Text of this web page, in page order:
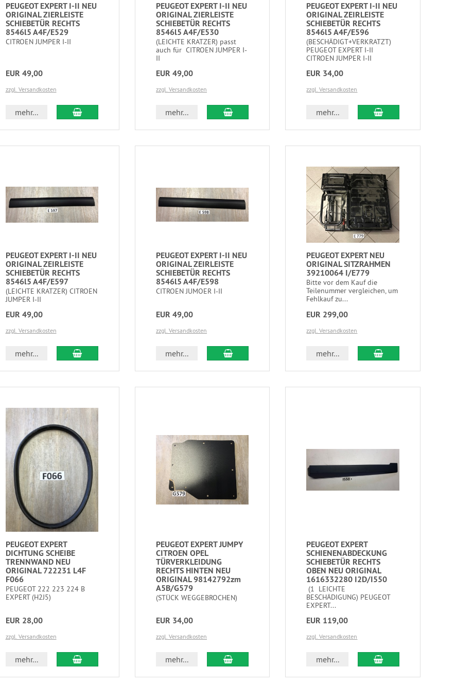
PEUGEOT EXPERT I-II NEU
ORIGINAL ZIERLEISTE
SCHIEBETÜR RECHTS
8546l5 A4F/E529
CITROEN JUMPER I-II
EUR 49,00
zzgl. Versandkosten
mehr...
PEUGEOT EXPERT I-II NEU
ORIGINAL ZIERLEISTE
SCHIEBETÜR RECHTS
8546l5 A4F/E530
(LEICHTE KRATZER) passt
auch für CITROEN JUMPER I-
II
EUR 49,00
zzgl. Versandkosten
mehr...
PEUGEOT EXPERT I-II NEU
ORIGINAL ZEIRLEISTE
SCHIEBETÜR RECHTS
8546l5 A4F/E596
(BESCHÄDIGT+VERKRATZT)
PEUGEOT EXPERT I-II
CITROEN JUMPER I-II
EUR 34,00
zzgl. Versandkosten
mehr...
PEUGEOT EXPERT I-II NEU
ORIGINAL ZEIRLEISTE
SCHIEBETÜR RECHTS
8546l5 A4F/E597
(LEICHTE KRATZER) CITROEN
JUMPER I-II
EUR 49,00
zzgl. Versandkosten
mehr...
PEUGEOT EXPERT I-II NEU
ORIGINAL ZEIRLEISTE
SCHIEBETÜR RECHTS
8546l5 A4F/E598
CITROEN JUMOER I-II
EUR 49,00
zzgl. Versandkosten
mehr...
PEUGEOT EXPERT NEU
ORIGINAL SITZRAHMEN
39210064 I/E779
Bitte vor dem Kauf die
Teilenummer vergleichen, um
Fehlkauf zu...
EUR 299,00
zzgl. Versandkosten
mehr...
PEUGEOT EXPERT
DICHTUNG SCHEIBE
TRENNWAND NEU
ORIGINAL 722231 L4F
F066
PEUGEOT 222 223 224 B
EXPERT (H2J5)
EUR 28,00
zzgl. Versandkosten
mehr...
PEUGEOT EXPERT JUMPY
CITROEN OPEL
TÜRVERKLEIDUNG
RECHTS HINTEN NEU
ORIGINAL 98142792zm
A5B/G579
(STÜCK WEGGEBROCHEN)
EUR 34,00
zzgl. Versandkosten
mehr...
PEUGEOT EXPERT
SCHIENENABDECKUNG
SCHIEBETÜR RECHTS
OBEN NEU ORIGINAL
1616332280 I2D/I550
(1 LEICHTE
BESCHÄDIGUNG) PEUGEOT
EXPERT...
EUR 119,00
zzgl. Versandkosten
mehr...